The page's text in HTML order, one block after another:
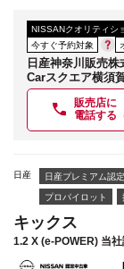
NISSANクオリティシ
今すぐ予約対象
日産神奈川販売株
Carスクエア横須
販売店に
電話する
日産 日産プレミアム認
プロパイロット
キックス
1.2 X (e-POWER) 当